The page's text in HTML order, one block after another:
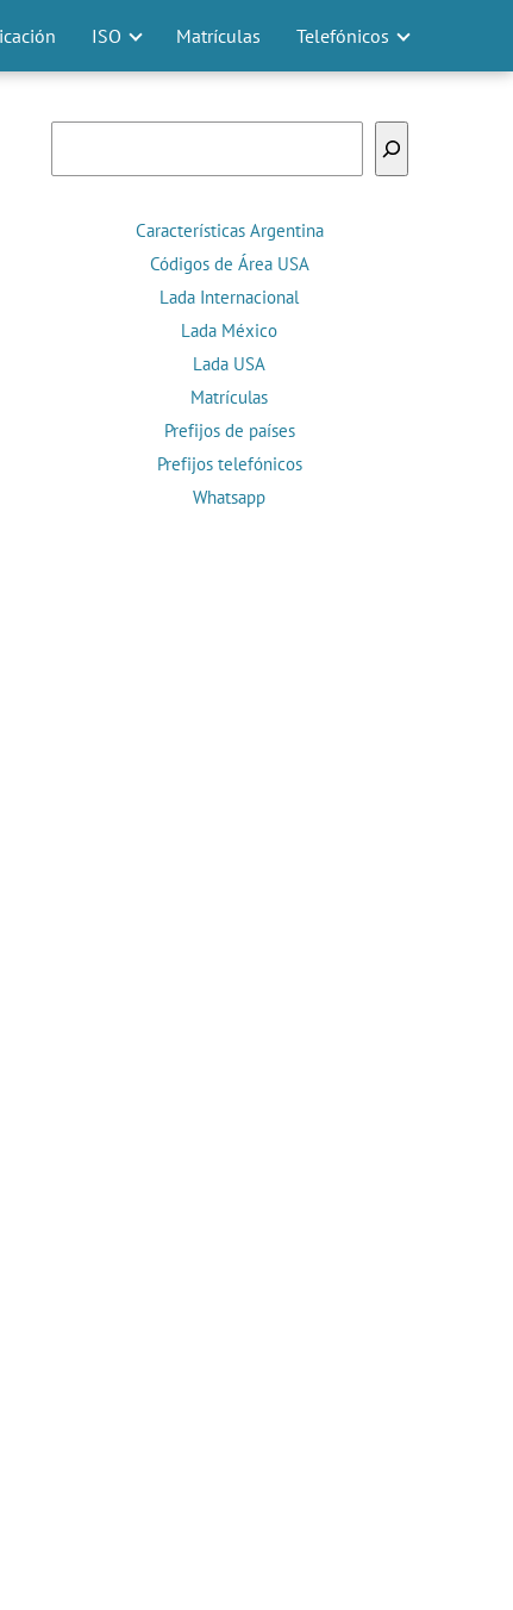
ISO Matrículas Telefónicos
Características Argentina
Códigos de Área USA
Lada Internacional
Lada México
Lada USA
Matrículas
Prefijos de países
Prefijos telefónicos
Whatsapp